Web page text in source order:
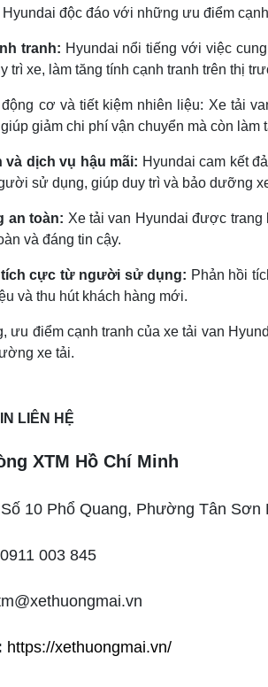
Hyundai độc đáo với những ưu điểm
tranh: Hyundai nổi tiếng với việc
trì xe, làm tăng tính cạnh tranh trên thị
động cơ và tiết kiệm nhiên liệu: Xe tải
giảm chi phí vận chuyển mà còn
và dịch vụ hậu mãi: Hyundai cam kết
sử dụng, giúp duy trì và bảo dưỡng
an toàn: Xe tải van Hyundai được trang
và đáng tin cậy.
cực từ người sử dụng: Phản hồi
và thu hút khách hàng mới.
ưu điểm cạnh tranh của xe tải van
xe tải.
LIÊN HỆ
XTM Hồ Chí Minh
Số 10 Phổ Quang, Phường Tân Sơn
0911 003 845
https://xethuongmai.vn/